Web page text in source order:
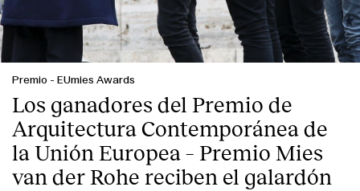
Premio - EUmies Awards
Los ganadores del Premio de
Arquitectura Contemporánea de
la Unión Europea – Premio Mies
van der Rohe reciben el galardón